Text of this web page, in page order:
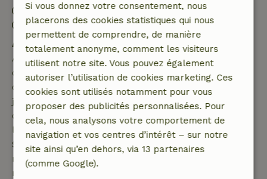
Départ: 07:00- 11:00
Séjour sans contact possible
Annulation gratuite dans les 7 jours
Annulation gratuite dans les 7 jours suivant la
confirmation de ta réservation, à condition que la
demande de réservation ait été effectuée plus de 28
jours avant la date de début. Pour les réservations
dont la date de début est dans les 28 jours,
l'annulation gratuite s'applique dans les 24 heures.
Si tu annules dans le délai indiqué, tu as droit à un
remboursement intégral du montant de la
réservation.
Si vous donnez votre consentement, nous
placerons des cookies statistiques qui nous
permettent de comprendre, de manière
totalement anonyme, comment les visiteurs
utilisent notre site. Vous pouvez également
autoriser l’utilisation de cookies marketing. Ces
cookies sont utilisés notamment pour vous
proposer des publicités personnalisées. Pour
cela, nous analysons votre comportement de
navigation et vos centres d’intérêt – sur notre
site ainsi qu’en dehors, via 13 partenaires
(comme Google).